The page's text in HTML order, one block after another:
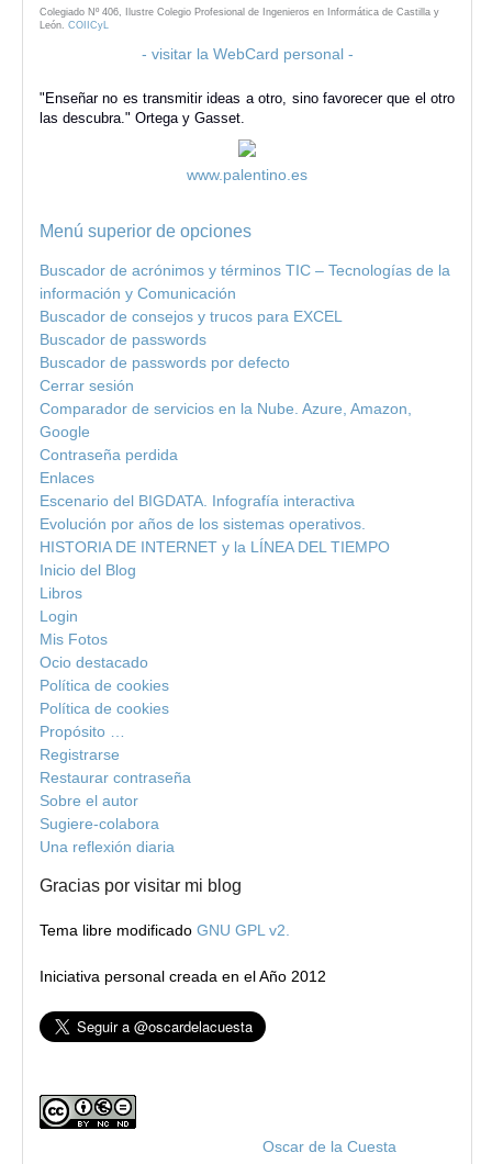
Colegiado Nº 406, Ilustre Colegio Profesional de Ingenieros en Informática de Castilla y
León. COIICyL
- visitar la WebCard personal -
"Enseñar no es transmitir ideas a otro, sino favorecer que el otro
las descubra." Ortega y Gasset.
www.palentino.es
Menú superior de opciones
Buscador de acrónimos y términos TIC – Tecnologías de la
información y Comunicación
Buscador de consejos y trucos para EXCEL
Buscador de passwords
Buscador de passwords por defecto
Cerrar sesión
Comparador de servicios en la Nube. Azure, Amazon,
Google
Contraseña perdida
Enlaces
Escenario del BIGDATA. Infografía interactiva
Evolución por años de los sistemas operativos.
HISTORIA DE INTERNET y la LÍNEA DEL TIEMPO
Inicio del Blog
Libros
Login
Mis Fotos
Ocio destacado
Política de cookies
Política de cookies
Propósito …
Registrarse
Restaurar contraseña
Sobre el autor
Sugiere-colabora
Una reflexión diaria
Gracias por visitar mi blog
Tema libre modificado GNU GPL v2.
Iniciativa personal creada en el Año 2012
Oscar de la Cuesta